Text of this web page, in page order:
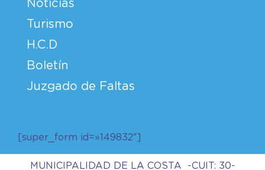
Noticias
Turismo
H.C.D
Boletín
Juzgado de Faltas
[super_form id=»149832″]
MUNICIPALIDAD DE LA COSTA -CUIT: 30-